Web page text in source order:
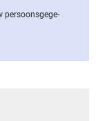
per­soons­ge­ge­